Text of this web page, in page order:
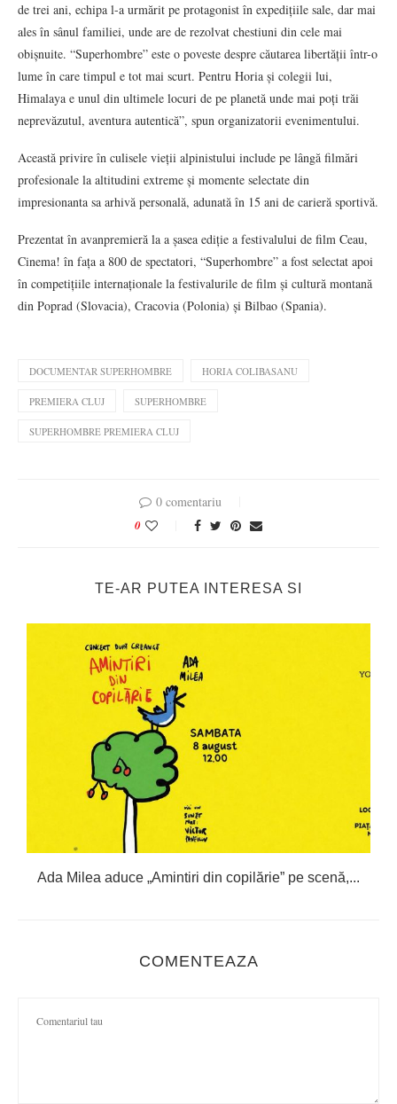
de trei ani, echipa l-a urmărit pe protagonist în expedițiile sale, dar mai
ales în sânul familiei, unde are de rezolvat chestiuni din cele mai
obișnuite. “Superhombre” este o poveste despre căutarea libertății într-o
lume în care timpul e tot mai scurt. Pentru Horia și colegii lui,
Himalaya e unul din ultimele locuri de pe planetă unde mai poți trăi
neprevăzutul, aventura autentică”, spun organizatorii evenimentului.
Această privire în culisele vieții alpinistului include pe lângă filmări
profesionale la altitudini extreme și momente selectate din
impresionanta sa arhivă personală, adunată în 15 ani de carieră sportivă.
Prezentat în avanpremieră la a șasea ediție a festivalului de film Ceau,
Cinema! în fața a 800 de spectatori, “Superhombre” a fost selectat apoi
în competițiile internaționale la festivalurile de film și cultură montană
din Poprad (Slovacia), Cracovia (Polonia) și Bilbao (Spania).
DOCUMENTAR SUPERHOMBRE HORIA COLIBASANU
PREMIERA CLUJ SUPERHOMBRE
SUPERHOMBRE PREMIERA CLUJ
0 comentariu
0
TE-AR PUTEA INTERESA SI
Ada Milea aduce „Amintiri din copilărie” pe scenă,...
COMENTEAZA